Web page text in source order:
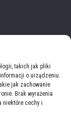
takich jak pliki
o urządzeniu.
jak zachowanie
Brak wyrażenia
niektóre cechy i